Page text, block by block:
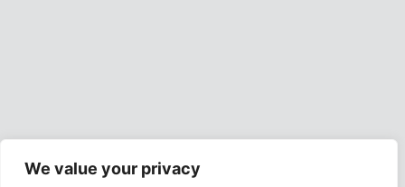
We value your privacy